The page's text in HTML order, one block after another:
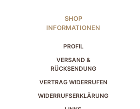
SHOP
INFORMATIONEN
PROFIL
VERSAND &
RÜCKSENDUNG
VERTRAG WIDERRUFEN
WIDERRUFSERKLÄRUNG